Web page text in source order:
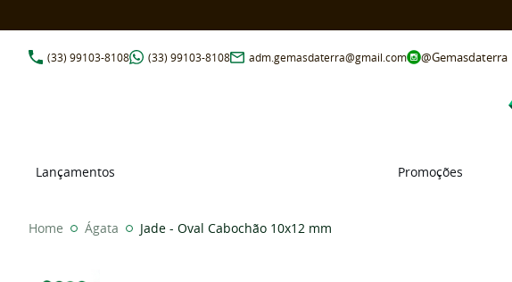
(33) 99103-8108 (33) 99103-8108 adm.gemasdaterra@gmail.com @Gemasdaterra
Lançamentos Promoções
Home Ágata Jade - Oval Cabochão 10x12 mm